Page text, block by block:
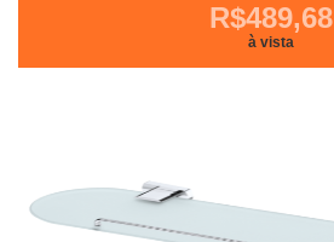
R$489,68
à vista